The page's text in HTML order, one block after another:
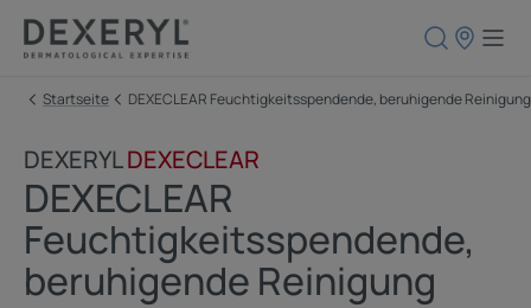
Startseite DEXECLEAR Feuchtigkeitsspendende, beruhigende Reinigung
DEXERYLDEXECLEAR
DEXECLEAR
Feuchtigkeitsspendende,
beruhigende Reinigung